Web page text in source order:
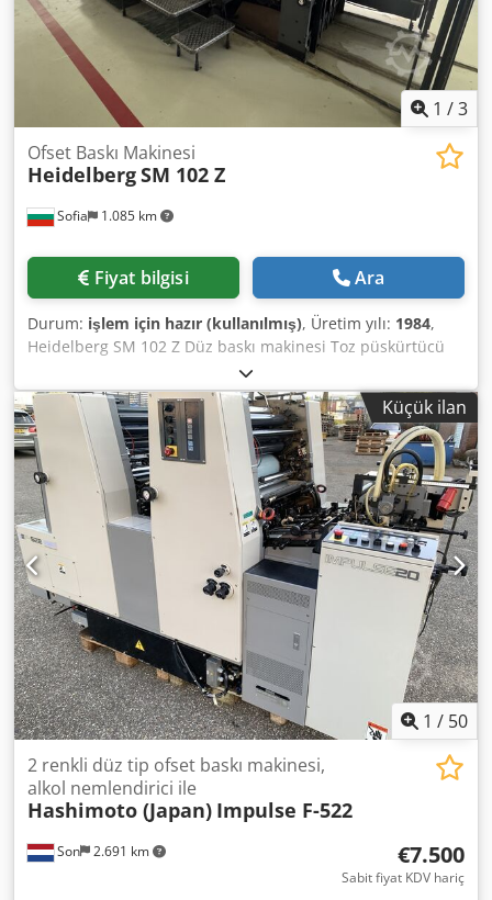
1 /3
Sofia 1.085 km
Ofset Baskı Makinesi
HeidelbergSM 102 Z
Fiyat bilgisi Ara
Durum: işlem için hazır (kullanılmış), Üretim yılı: 1984,
Heidelberg SM 102 Z Düz baskı makinesi Toz püskürtücü
Dcedoxqv Ayopfx Akisk Yıl: 1984 Maksimum format: 72 x
102 cm Klasik nemlendirme Enerji altında Hemen teslim
Küçük ilan
1 / 50
Son 2.691 km
2 renkli düz tip ofset baskı makinesi,
alkol nemlendirici ile
Hashimoto (Japan) Impulse F-522
€7.500
Sabit fiyat KDV hariç